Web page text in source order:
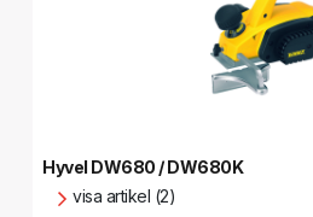
Hyvel DW680 / DW680K
visa artikel (2)